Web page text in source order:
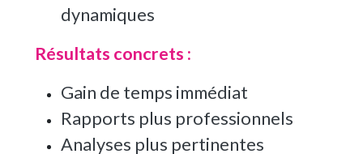
dynamiques
Résultats concrets :
Gain de temps immédiat
Rapports plus professionnels
Analyses plus pertinentes